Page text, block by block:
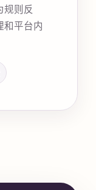
则反
和平台内